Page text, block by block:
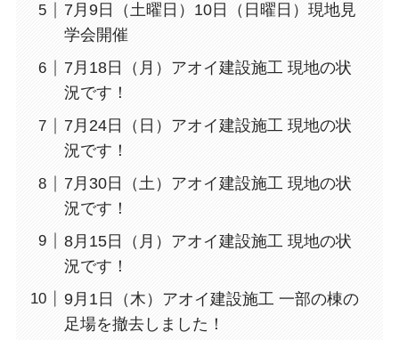
7月9日（土曜日）10日（日曜日）現地見
学会開催
7月18日（月）アオイ建設施工 現地の状
況です！
7月24日（日）アオイ建設施工 現地の状
況です！
7月30日（土）アオイ建設施工 現地の状
況です！
8月15日（月）アオイ建設施工 現地の状
況です！
9月1日（木）アオイ建設施工 一部の棟の
足場を撤去しました！